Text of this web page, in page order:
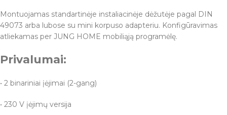
Montuojamas standartinėje instaliacinėje dėžutėje pagal DIN
49073 arba lubose su mini korpuso adapteriu. Konfigūravimas
atliekamas per JUNG HOME mobiliąją programėlę.
Privalumai:
• 2 binariniai įėjimai (2-gang)
• 230 V įėjimų versija